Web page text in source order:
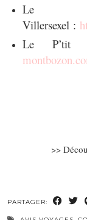
Le
Villersexel :
Le
>>
PARTAGER: